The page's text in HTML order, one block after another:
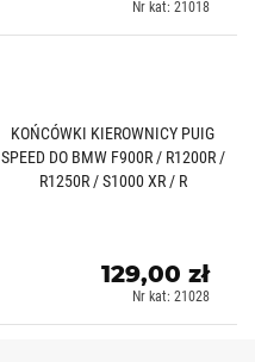
Nr kat: 21018
KOŃCÓWKI KIEROWNICY PUIG
SPEED DO BMW F900R / R1200R /
R1250R / S1000 XR / R
129,00 zł
Nr kat: 21028